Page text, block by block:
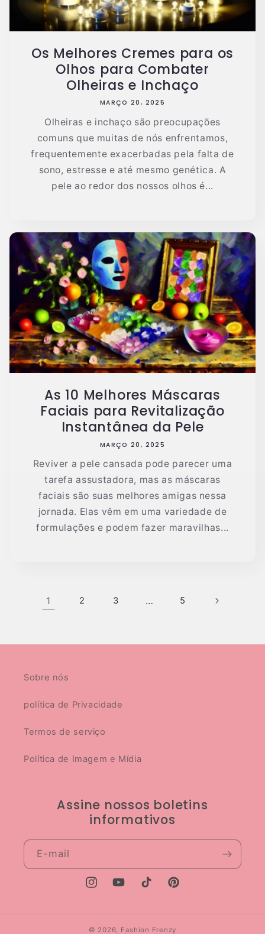
Os Melhores Cremes para os
Olhos para Combater
Olheiras e Inchaço
MARÇO 20, 2025
Olheiras e inchaço são preocupações
comuns que muitas de nós enfrentamos,
frequentemente exacerbadas pela falta de
sono, estresse e até mesmo genética. A
pele ao redor dos nossos olhos é...
As 10 Melhores Máscaras
Faciais para Revitalização
Instantânea da Pele
MARÇO 20, 2025
Reviver a pele cansada pode parecer uma
tarefa assustadora, mas as máscaras
faciais são suas melhores amigas nessa
jornada. Elas vêm em uma variedade de
formulações e podem fazer maravilhas...
1 2 3 … 5
Sobre nós
política de Privacidade
Termos de serviço
Política de Imagem e Mídia
Assine nossos boletins
informativos
E-mail
InstagramYouTubeTikTok Pinterest
© 2026, Fashion Frenzy